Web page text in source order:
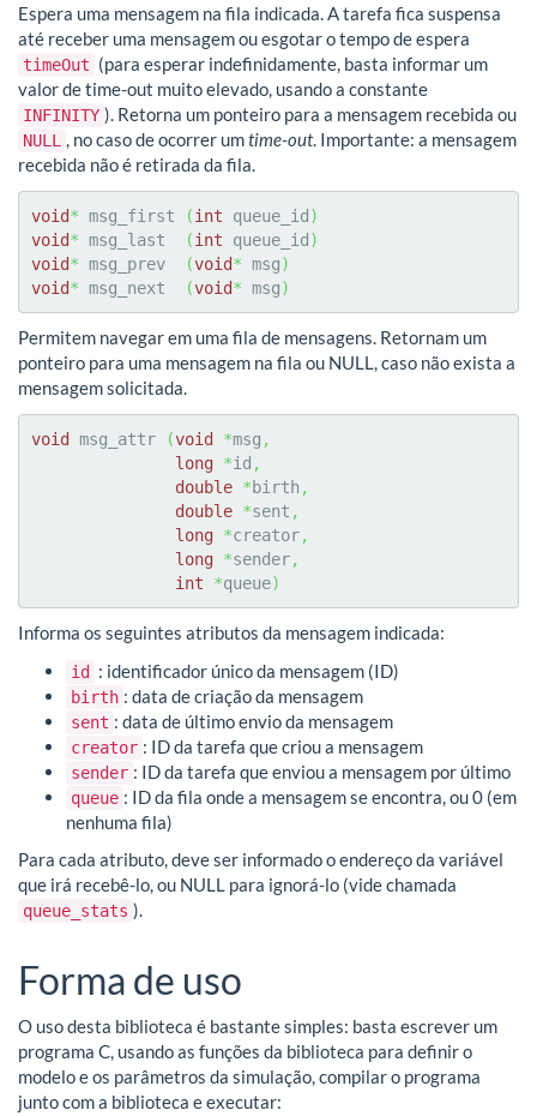
Espera uma mensagem na fila indicada. A tarefa fica suspensa
até receber uma mensagem ou esgotar o tempo de espera
timeOut (para esperar indefinidamente, basta informar um
valor de time-out muito elevado, usando a constante
INFINITY ). Retorna um ponteiro para a mensagem recebida ou
NULL , no caso de ocorrer umtime-out. Importante: a mensagem
recebida não é retirada da fila.
void* msg_first (int queue_id )
void* msg_last (int queue_id )
void* msg_prev (void* msg)
void* msg_next (void* msg)
Permitem navegar em uma fila de mensagens. Retornam um
ponteiro para uma mensagem na fila ou NULL, caso não exista a
mensagem solicitada.
void msg_attr (void *msg ,
long *id ,
double *birth ,
double *sent ,
long *creator,
long *sender,
int
*queue)
Informa os seguintes atributos da mensagem indicada:
id : identificador único da mensagem (ID)
birth : data de criação da mensagem
sent : data de último envio da mensagem
creator : ID da tarefa que criou a mensagem
sender : ID da tarefa que enviou a mensagem por último
queue : ID da fila onde a mensagem se encontra, ou 0 (em
nenhuma fila)
Para cada atributo, deve ser informado o endereço da variável
que irá recebê-lo, ou NULL para ignorá-lo (vide chamada
queue_stats ).
Forma de uso
O uso desta biblioteca é bastante simples: basta escrever um
programa C, usando as funções da biblioteca para definir o
modelo e os parâmetros da simulação, compilar o programa
junto com a biblioteca e executar: